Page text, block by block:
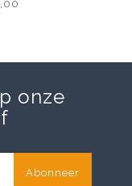
onze
Abonneer